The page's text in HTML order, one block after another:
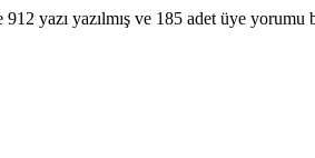
yazı yazılmış ve 185 adet üye yorumu